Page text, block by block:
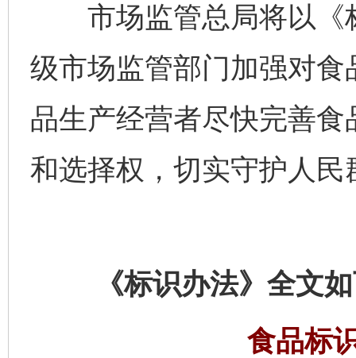
市场监管总局将以《
级市场监管部门加强对
品生产经营者尽快完善
和选择权，切实守护人民
《标识办法》全文如
食品标